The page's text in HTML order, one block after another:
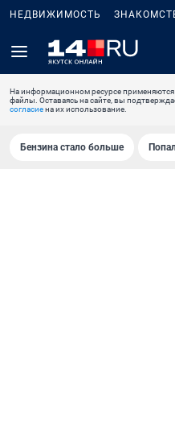
НЕДВИЖИМОСТЬ
На информационном ресурсе применяются
файлы. Оставаясь на сайте, вы
согласиена их использование.
Бензина стало больше